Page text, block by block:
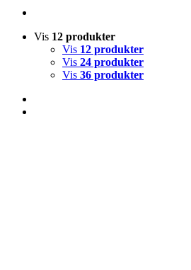
Vis 12 produkter
Vis 12 produkter
Vis 24 produkter
Vis 36 produkter